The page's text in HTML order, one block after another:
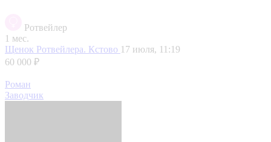
Ротвейлер
1 мес.
Щенок Ротвейлера. Кстово 17 июля, 11:19
60 000 ₽
Роман
Заводчик